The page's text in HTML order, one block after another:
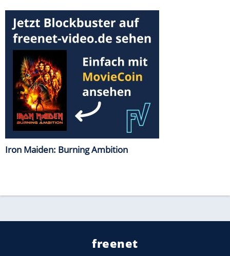
Iron Maiden: Burning Ambition
freenet